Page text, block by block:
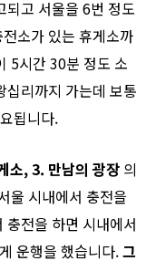
되고 서울을 6번 정도
소가 있는 휴게소까
5시간 30분 정도 소
십리까지 가는데 보통
됩니다.
소, 3. 만남의 광장 의
울 시내에서 충전을
전을 하면 시내에서
운행을 했습니다.그